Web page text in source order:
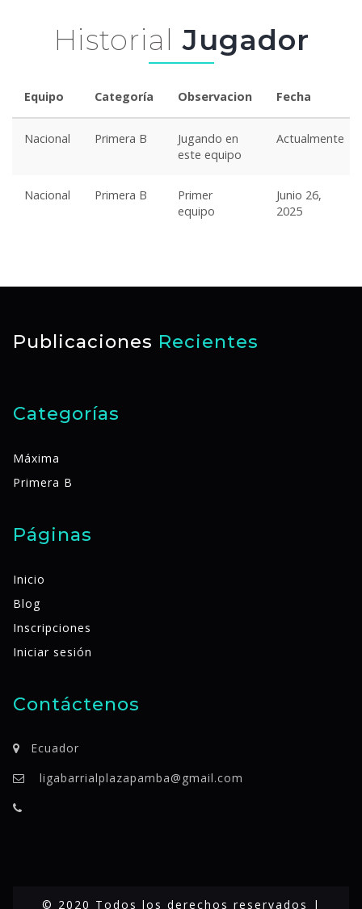
Historial Jugador
Equipo Categoría Observacion Fecha
Nacional Primera B
Jugando en
este equipo
Actualmente
Nacional Primera B
Primer
equipo
Junio 26,
2025
Publicaciones Recientes
Categorías
Máxima
Primera B
Páginas
Inicio
Blog
Inscripciones
Iniciar sesión
Contáctenos
Ecuador
ligabarrialplazapamba@gmail.com
© 2020 Todos los derechos reservados |